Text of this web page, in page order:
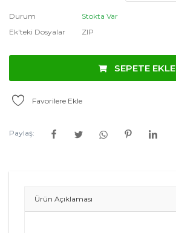
English Türkçe العربية
Deutsch
Durum
Stokta Var
Ek'teki Dosyalar
ZIP
SEPETE EKLE
Favorilere Ekle
Paylaş:
Ürün Açıklaması